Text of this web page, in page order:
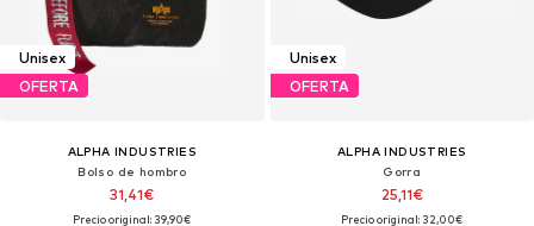
Unisex
OFERTA
ALPHA INDUSTRIES
Bolso de hombro
31,41€
Precio original: 39,90€
Unisex
OFERTA
ALPHA INDUSTRIES
Gorra
25,11€
Precio original: 32,00€